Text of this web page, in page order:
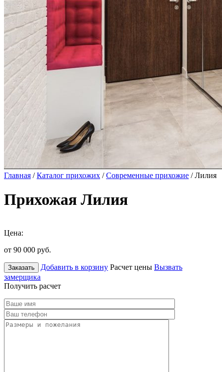
Главная /Каталог прихожих /Современные прихожие / Лилия
Прихожая Лилия
Цена:
от 90 000 руб.
Заказать Добавить в корзину Расчет цены Вызвать
замерщика
Получить расчет